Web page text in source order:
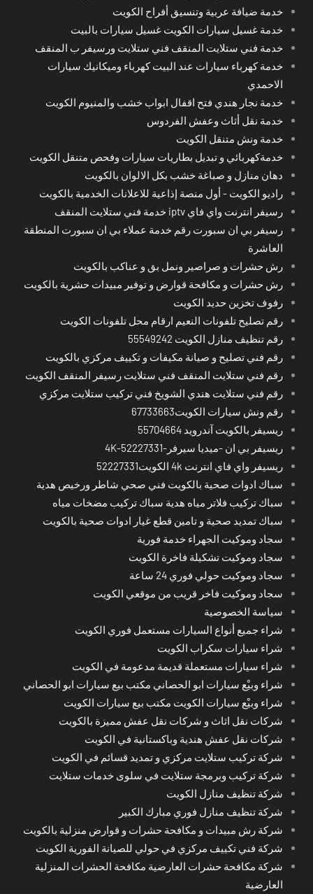
خدمة ضيافة عربية وتنسيق أفراح الكويت
خدمة غسيل سيارات الكويت غسيل سيارات بالبيت
خدمة فني ستلايت المنقف فني ستلايت ورسيفر ب المنقف
خدمة كهرباء سيارات عند البيت كهرباء وميكانيك سيارات
الاحمدي
خدمة نجار هندي فتح اقفال ابواب خشب والمنيوم الكويت
خدمة نقل أثاث وعفش الفردوس
خدمة ونش متنقل الكويت
خدمةكهربائي و تبديل بطاريات سيارات وفحص متنقل الكويت
دهان منازل و صباغة خشب بكل الالوان بالكويت
راديو الكويت - أول منصة إذاعية للاعلانات الخدمية بالكويت
رسيفر انترنت واي فاي iptv خدمة فني ستلايت المنقف
رسيفر بي ان سبورت رقم خدمة عملاء بي ان سبورت المنطقة
العاشرة
رش حشرات و صراصير ونمل بق و عناكب بالكويت
رش حشرات و مكافحة قوارض و توفير مبيدات حشرية بالكويت
رفوف تخزين حديد الكويت
رقم تصليح تلفونات النعيم ارقام محل تلفونات الكويت
رقم تنظيف منازل الكويت 55549242
رقم فني تصليح و صيانة مكيفات و تكييف مركزي بالكويت
رقم فني ستلايت المنقف فني ستلايت رسيفر المنقف الكويت
رقم فني ستلايت هندي الشويخ فني تركيب ستلايت مركزي
رقم ونش سيارات الكويت67733663
ريسيفر بالكويت آندرويد 55704664
ريسيفر بي ان -ميديا سيرفر-4K-52227331
ريسيفر واي فاي انترنت 4k الكويت52227331
سباك ادوات صحية بالكويت فني صحي شاطر ورخيص هدية
سباك تركيب فلاتر مياه هدية سباك تركيب مضخات مياه
سباك تمديد صحية و تامين قطع غيار ادوات صحية بالكويت
سجاد وموكيت الجهراء خدمة فورية
سجاد وموكيت تشكيلة فاخرة الكويت
سجاد وموكيت حولي فوري 24 ساعة
سجاد وموكيت فاخر قريب من موقعي الكويت
سياسة الخصوصية
شراء جميع أنواع السيارات مستعمل فوري الكويت
شراء سيارات سكراب الكويت
شراء سيارات مستعملة قديمة مدعومة في الكويت
شراء وبيْع سيارات ابو الحصاني مكتب بيع سيارات ابو الحصاني
شراء وبيْع سيارات الكويت مكتب بيع سيارات الكويت
شركات نقل اثاث و شركات نقل عفش مميزة بالكويت
شركات نقل عفش هندية وباكستانية في الكويت
شركة تركيب ستلايت مركزي و تمديد قسائم في الكويت
شركة تركيب وبرمجة ستلايت في سلوى خدمات ستلايت
شركة تنظيف منازل الكويت
شركة تنظيف منازل فوري مبارك الكبير
شركة رش مبيدات و مكافحة حشرات و قوارض منزلية بالكويت
شركة فني تكييف مركزي في حولي للصيانة الفورية الكويت
شركة مكافحة حشرات العارضية مكافحة الحشرات المنزلية
العارضية